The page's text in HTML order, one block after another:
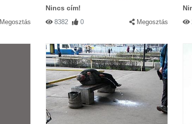
Megosztás
Nincs cím!
8382 0 Megosztás